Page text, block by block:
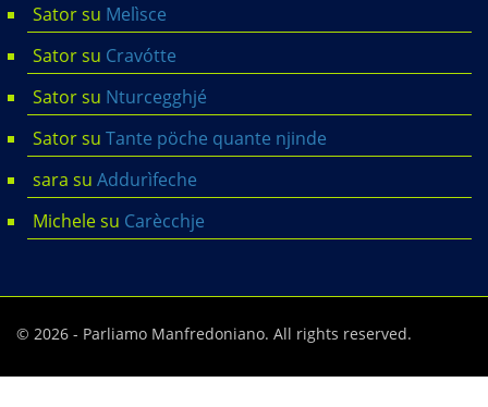
Satorsu Melìsce
Satorsu Cravótte
Satorsu Nturcegghjé
Satorsu Tante pöche quante njinde
sara su Addurìfeche
Michelesu Carècchje
© 2026 - Parliamo Manfredoniano. All rights reserved.